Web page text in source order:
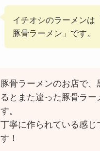
イチオシのラーメンは
豚骨ラーメン」です。
豚骨ラーメンのお店で、
るとまた違った豚骨ラー
す。
丁寧に作られている感じ
す！